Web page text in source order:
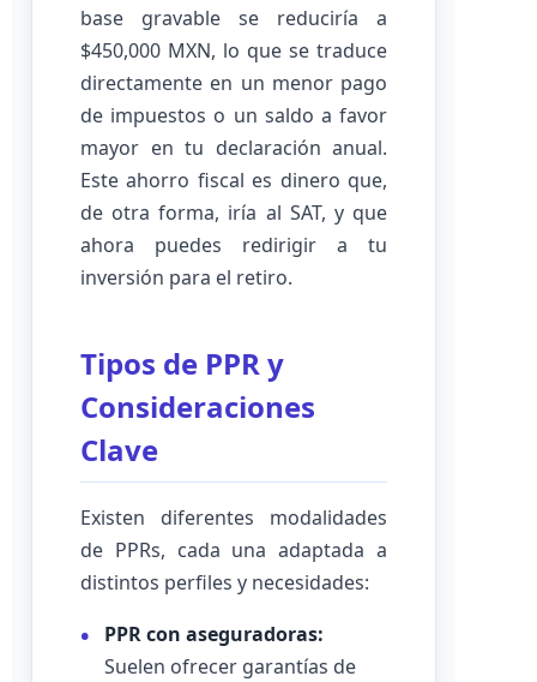
base gravable se reduciría a
$450,000 MXN, lo que se traduce
directamente en un menor pago
de impuestos o un saldo a favor
mayor en tu declaración anual.
Este ahorro fiscal es dinero que,
de otra forma, iría al SAT, y que
ahora puedes redirigir a tu
inversión para el retiro.
Tipos de PPR y
Consideraciones
Clave
Existen diferentes modalidades
de PPRs, cada una adaptada a
distintos perfiles y necesidades:
PPR con aseguradoras:
Suelen ofrecer garantías de